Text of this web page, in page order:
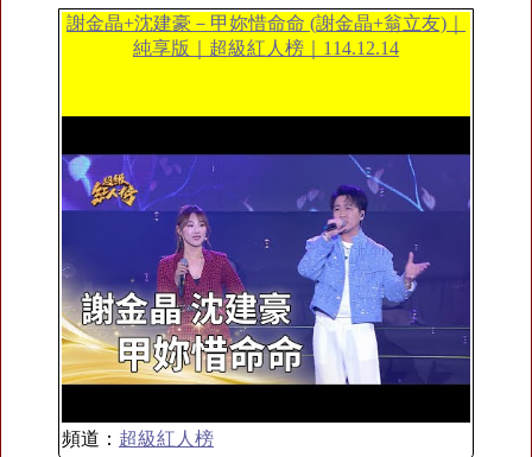
謝金晶+沈建豪－甲妳惜命命 (謝金晶+翁立友)｜
純享版｜超級紅人榜｜114.12.14
頻道： 超級紅人榜